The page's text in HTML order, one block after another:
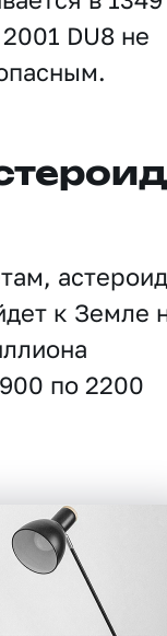
DU8 не
астероид
к Земле
по 2200